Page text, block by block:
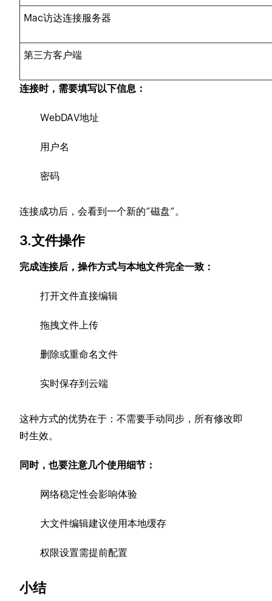
Mac访达连接服务器
第三方客户端
连接时，需要填写以下信息：
WebDAV地址
用户名
密码
连接成功后，会看到一个新的“磁盘”。
3.文件操作
完成连接后，操作方式与本地文件完全一致：
打开文件直接编辑
拖拽文件上传
删除或重命名文件
实时保存到云端
这种方式的优势在于：不需要手动同步，所有修改即
时生效。
同时，也要注意几个使用细节：
网络稳定性会影响体验
大文件编辑建议使用本地缓存
权限设置需提前配置
小结